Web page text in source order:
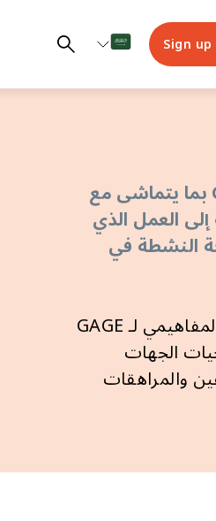
Sign
في هذا القسم، يمكنك التعرّف على عمل GAGE ​​بما يتماشى مع
العمل الذي
النشطة في
يمكنك أيضًا قراءة المزيد حول كيفية تقاطع الإطار المفاهيمي لـ GAGE
الجهات
والمراهقات